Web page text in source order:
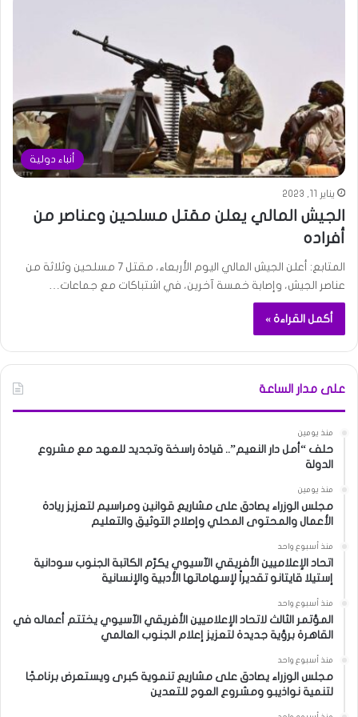
أنباء دولية
يناير 11, 2023
الجيش المالي يعلن مقتل مسلحين وعناصر من
أفراده
المتابع: أعلن الجيش المالي اليوم الأربعاء، مقتل 7 مسلحين وثلاثة من
عناصر الجيش، وإصابة خمسة آخرين، في اشتباكات مع جماعات…
أكمل القراءة »
على مدار الساعة
منذ يومين
حلف “أمل دار النعيم”.. قيادة راسخة وتجديد للعهد مع مشروع
الدولة
منذ يومين
مجلس الوزراء يصادق على مشاريع قوانين ومراسيم لتعزيز ريادة
الأعمال والمحتوى المحلي وإصلاح التوثيق والتعليم
منذ أسبوع واحد
اتحاد الإعلاميين الأفريقي الآسيوي يكرّم الكاتبة الجنوب سودانية
إستيلا قايتانو تقديراً لإسهاماتها الأدبية والإنسانية
منذ أسبوع واحد
المؤتمر الثالث لاتحاد الإعلاميين الأفريقي الآسيوي يختتم أعماله في
القاهرة برؤية جديدة لتعزيز إعلام الجنوب العالمي
منذ أسبوع واحد
مجلس الوزراء يصادق على مشاريع تنموية كبرى ويستعرض برنامجًا
لتنمية نواذيبو ومشروع العوج للتعدين